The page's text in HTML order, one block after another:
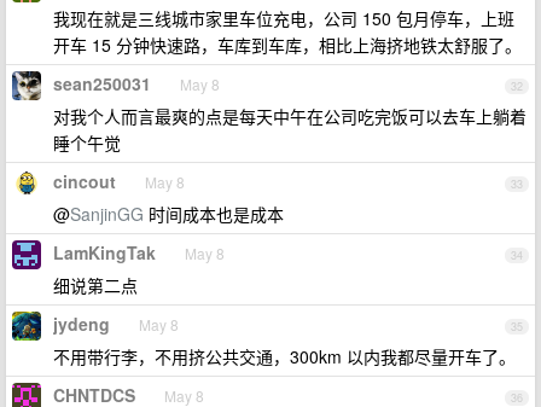
我现在就是三线城市家里车位充电，公司 150 包月停车，上班
开车 15 分钟快速路，车库到车库，相比上海挤地铁太舒服了。
32
sean250031 May 8
对我个人而言最爽的点是每天中午在公司吃完饭可以去车上躺着
睡个午觉
33
cincout May 8
@SanjinGG 时间成本也是成本
34
LamKingTak May 8
细说第二点
35
jydeng May 8
不用带行李，不用挤公共交通，300km 以内我都尽量开车了。
36
CHNTDCS May 8